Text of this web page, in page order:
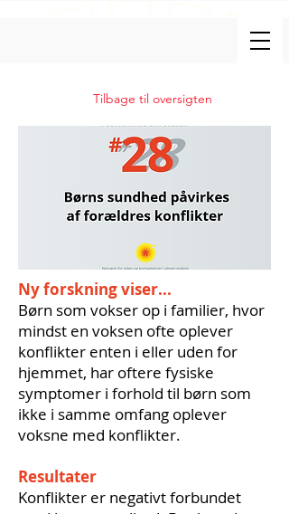
Tilbage til oversigten
Ny forskning viser...
Børn som vokser op i familier, hvor
mindst en voksen ofte oplever
konflikter enten i eller uden for
hjemmet, har oftere fysiske
symptomer i forhold til børn som
ikke i samme omfang oplever
voksne med konflikter.
Resultater
Konflikter er negativt forbundet